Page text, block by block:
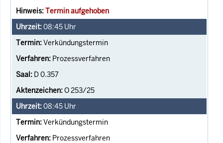
Termin aufgehoben
08:45 Uhr
Verkündungstermin
Prozessverfahren
D 0.357
O 253/25
08:45 Uhr
Verkündungstermin
Prozessverfahren